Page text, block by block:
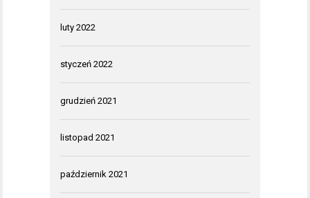
luty 2022
styczeń 2022
grudzień 2021
listopad 2021
październik 2021